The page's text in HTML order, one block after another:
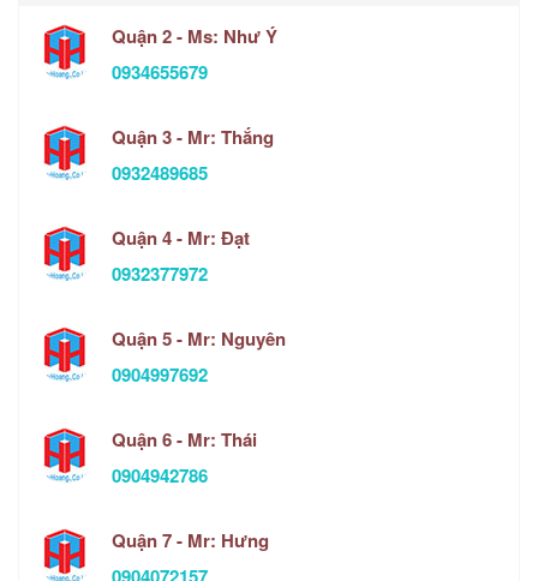
Quận 2 - Ms: Như Ý
0934655679
Quận 3 - Mr: Thắng
0932489685
Quận 4 - Mr: Đạt
0932377972
Quận 5 - Mr: Nguyên
0904997692
Quận 6 - Mr: Thái
0904942786
Quận 7 - Mr: Hưng